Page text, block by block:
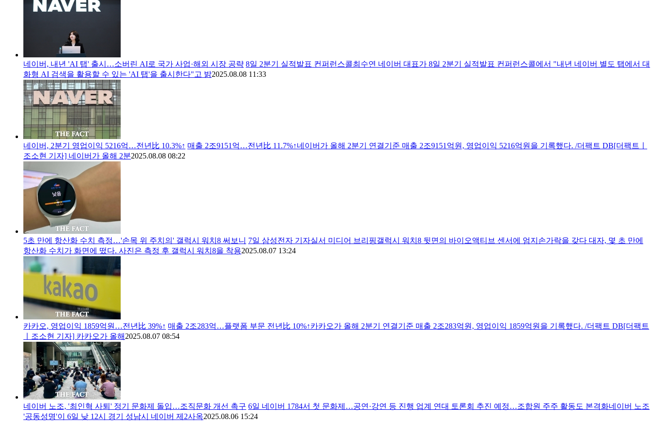
네이버, 내년 'AI 탭' 출시…소버린 AI로 국가 사업·해외 시장 공략 8일 2분기 실적발표 컨퍼런스콜최수연 네이버 대표가 8일 2분기 실적발표 컨퍼런스콜에서 "내년 네이버 별도 탭에서 대
화형 AI 검색을 활용할 수 있는 'AI 탭'을 출시한다"고 밝2025.08.08 11:33
네이버, 2분기 영업이익 5216억…전년比 10.3%↑ 매출 2조9151억…전년比 11.7%↑네이버가 올해 2분기 연결기준 매출 2조9151억원, 영업이익 5216억원을 기록했다. /더팩트 DB[더팩트ㅣ
조소현 기자] 네이버가 올해 2분2025.08.08 08:22
5초 만에 항산화 수치 측정…'손목 위 주치의' 갤럭시 워치8 써보니 7일 삼성전자 기자실서 미디어 브리핑갤럭시 워치8 뒷면의 바이오액티브 센서에 엄지손가락을 갖다 대자, 몇 초 만에
항산화 수치가 화면에 떴다. 사진은 측정 후 갤럭시 워치8을 착용2025.08.07 13:24
카카오, 영업이익 1859억원…전년比 39%↑ 매출 2조283억…플랫폼 부문 전년比 10%↑카카오가 올해 2분기 연결기준 매출 2조283억원, 영업이익 1859억원을 기록했다. /더팩트 DB[더팩트
ㅣ조소현 기자] 카카오가 올해 2025.08.07 08:54
네이버 노조, '최인혁 사퇴' 정기 문화제 돌입…조직문화 개선 촉구 6일 네이버 1784서 첫 문화제…공연·강연 등 진행 업계 연대 토론회 추진 예정…조합원 주주 활동도 본격화네이버 노조
'공동성명'이 6일 낮 12시 경기 성남시 네이버 제2사옥2025.08.06 15:24